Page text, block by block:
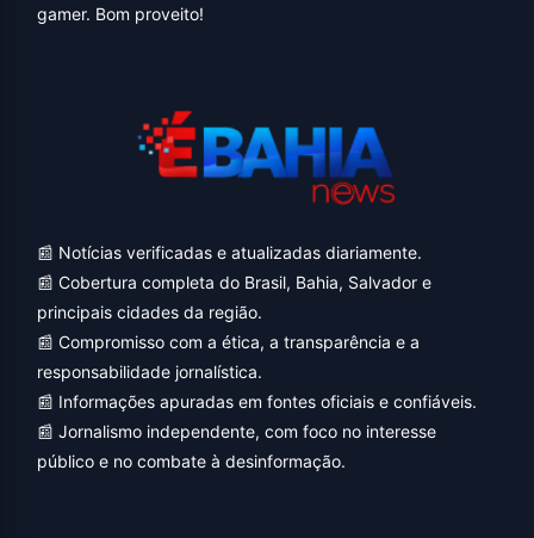
gamer. Bom proveito!
📰 Notícias verificadas e atualizadas diariamente.
📰 Cobertura completa do Brasil, Bahia, Salvador e
principais cidades da região.
📰 Compromisso com a ética, a transparência e a
responsabilidade jornalística.
📰 Informações apuradas em fontes oficiais e confiáveis.
📰 Jornalismo independente, com foco no interesse
público e no combate à desinformação.